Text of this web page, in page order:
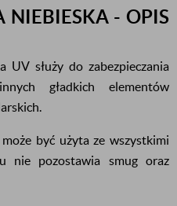
NIEBIESKA - OPIS
UV służy do zabezpieczania
gładkich elementów
może być użyta ze wszystkimi
nie pozostawia smug oraz